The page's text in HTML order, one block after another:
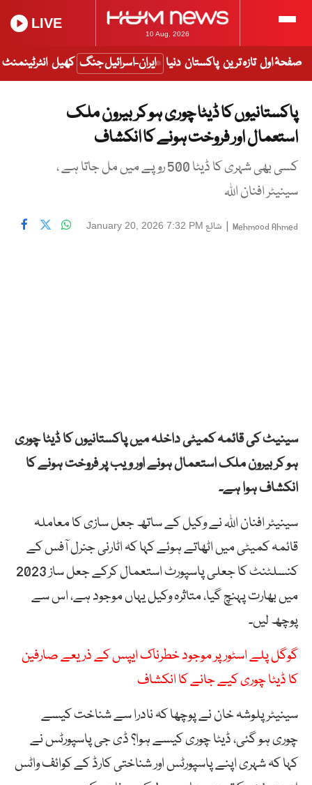
10 Aug, 2026
LIVE
صفحۂ اول تازہ ترین پاکستان دنیا ایران-اسرائیل جنگ کھیل انٹرٹینمنٹ
پاکستانیوں کا ڈیٹا چوری ہو کر بیرون ملک
استعمال اور فروخت ہونے کا انکشاف
کسی بھی شہری کا ڈیٹا 500 روپے میں مل جاتا ہے ،
سینیٹر افنان اللہ
Mehmood Ahmed
| شائع January 20, 2026 7:32 PM
سینیٹ کی قائمہ کمیٹی داخلہ میں پاکستانیوں کا ڈیٹا چوری
ہو کر بیرون ملک استعمال ہونے اور ویب پر فروخت ہونے کا
انکشاف ہوا ہے۔
سینیٹر افنان اللہ نے وکیل کے ساتھ جعل سازی کا معاملہ
قائمہ کمیٹی میں اٹھاتے ہوئے کہا کہ اٹارنی جنرل آفس کے
کنسلٹنٹ کا جعلی پاسپورٹ استعمال کرکے جعل ساز 2023
میں بھارت پہنچ گیا، متاثرہ وکیل یہاں موجود ہے، اس سے
پوچھ لیں۔
گوگل پلے اسٹور پر موجود خطرناک ایپس کے ذریعے صارفین
کا ڈیٹا چوری کیے جانے کا انکشاف
سینیٹر پلوشہ خان نے پوچھا کہ نادرا سے شناخت کیسے
چوری ہو گئی، ڈیٹا چوری کیسے ہوا؟ ڈی جی پاسپورٹس نے
کہا کہ شہری اپنے پاسپورٹس اور شناختی کارڈ کے کوائف واٹس